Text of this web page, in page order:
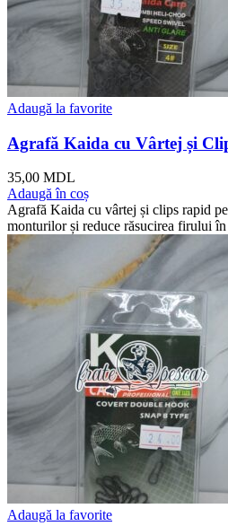
Adaugă la favorite
Agrafă Kaida cu Vârtej și
35,00 MDL
Adaugă în coș
Agrafă Kaida cu vârtej și clips rapid
monturilor și reduce răsucirea firului
Adaugă la favorite